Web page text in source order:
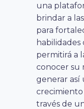
una
brindar a
para
habilidades
permitirá a
conocer su
generar así
crecimiento
través de